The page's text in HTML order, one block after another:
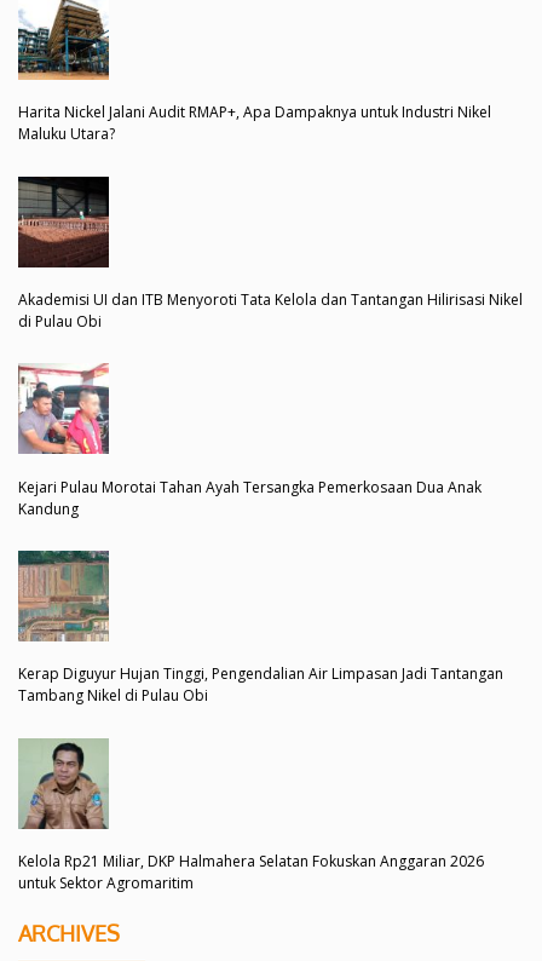
Harita Nickel Jalani Audit RMAP+, Apa Dampaknya untuk Industri Nikel
Maluku Utara?
Akademisi UI dan ITB Menyoroti Tata Kelola dan Tantangan Hilirisasi Nikel
di Pulau Obi
Kejari Pulau Morotai Tahan Ayah Tersangka Pemerkosaan Dua Anak
Kandung
Kerap Diguyur Hujan Tinggi, Pengendalian Air Limpasan Jadi Tantangan
Tambang Nikel di Pulau Obi
Kelola Rp21 Miliar, DKP Halmahera Selatan Fokuskan Anggaran 2026
untuk Sektor Agromaritim
ARCHIVES